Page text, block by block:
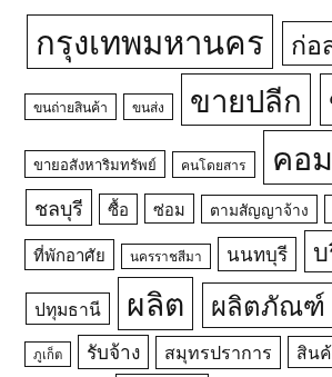
กรุงเทพมหานคร ก่อ
ขนถ่ายสินค้า ขนส่ง ขายปลีก
ขายอสังหาริมทรัพย์ คนโดยสาร คอ
ชลบุรี ซื้อ ซ่อม ตามสัญญาจ้าง
ที่พักอาศัย นครราชสีมา นนทบุรี
ปทุมธานี ผลิต ผลิตภัณฑ์
ภูเก็ต รับจ้าง สมุทรปราการ สิน